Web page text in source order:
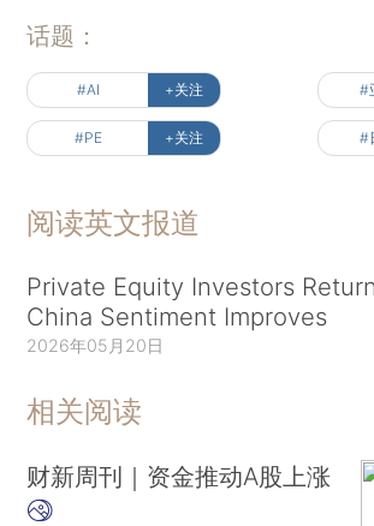
话题：
#AI +关注 #
#PE +关注 #
阅读英文报道
Private Equity Investors
China Sentiment Improves
2026年05月20日
相关阅读
财新周刊｜资金推动A股上涨